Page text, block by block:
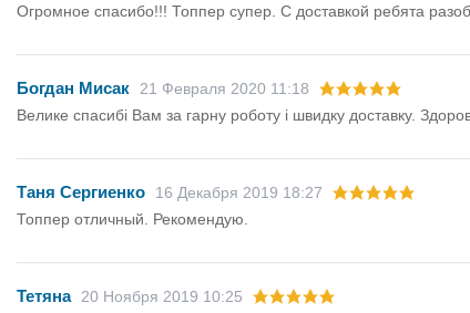
Огромное спасибо!!! Топпер супер. С доставкой ребята
Богдан Мисак 21 Февраля 2020 11:18
Велике спасибі Вам за гарну роботу і швидку доставку.
Таня Сергиенко
16 Декабря 2019 18:27
Топпер отличный. Рекомендую.
Тетяна 20 Ноября 2019 10:25